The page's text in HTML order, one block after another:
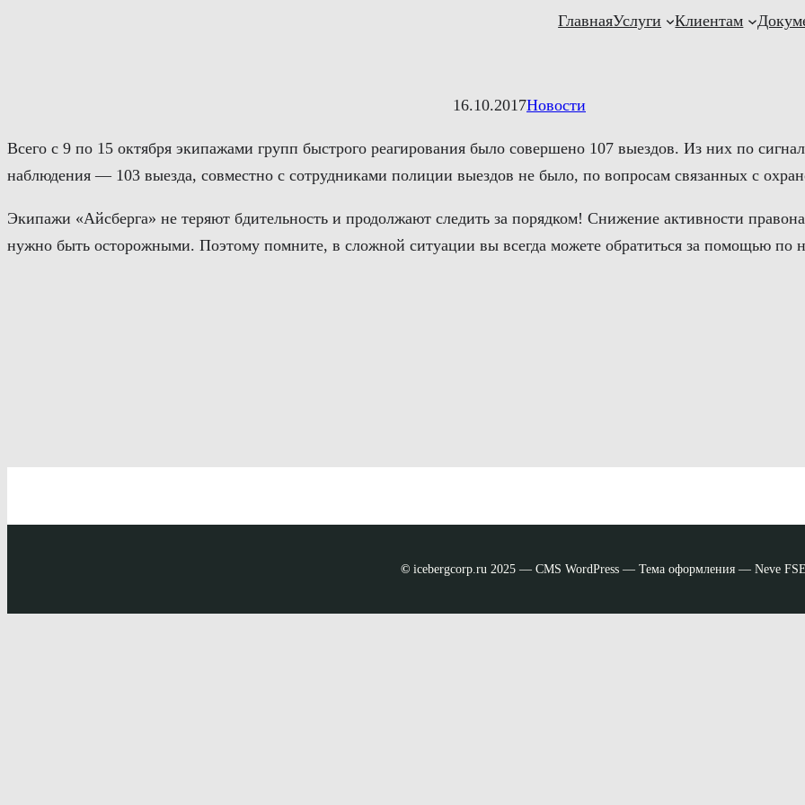
ГлавнаяУслуги Клиентам
16.10.2017Новости
Всего с 9 по 15 октября экипажами групп быстрого реагирования было совершено 107 выездов. Из них по
наблюдения — 103 выезда, совместно с сотрудниками полиции выездов не было, по вопросам связанных с
Экипажи «Айсберга» не теряют бдительность и продолжают следить за порядком! Снижение активности
нужно быть осторожными. Поэтому помните, в сложной ситуации вы всегда можете обратиться за помощью по
© icebergcorp.ru 2025 — CMS WordPress — Тема оформления — Neve